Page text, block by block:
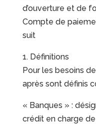
d’ouverture et de
Compte de
suit
1. Définitions
Pour les besoins
après sont définis
« Banques » :
crédit en charge